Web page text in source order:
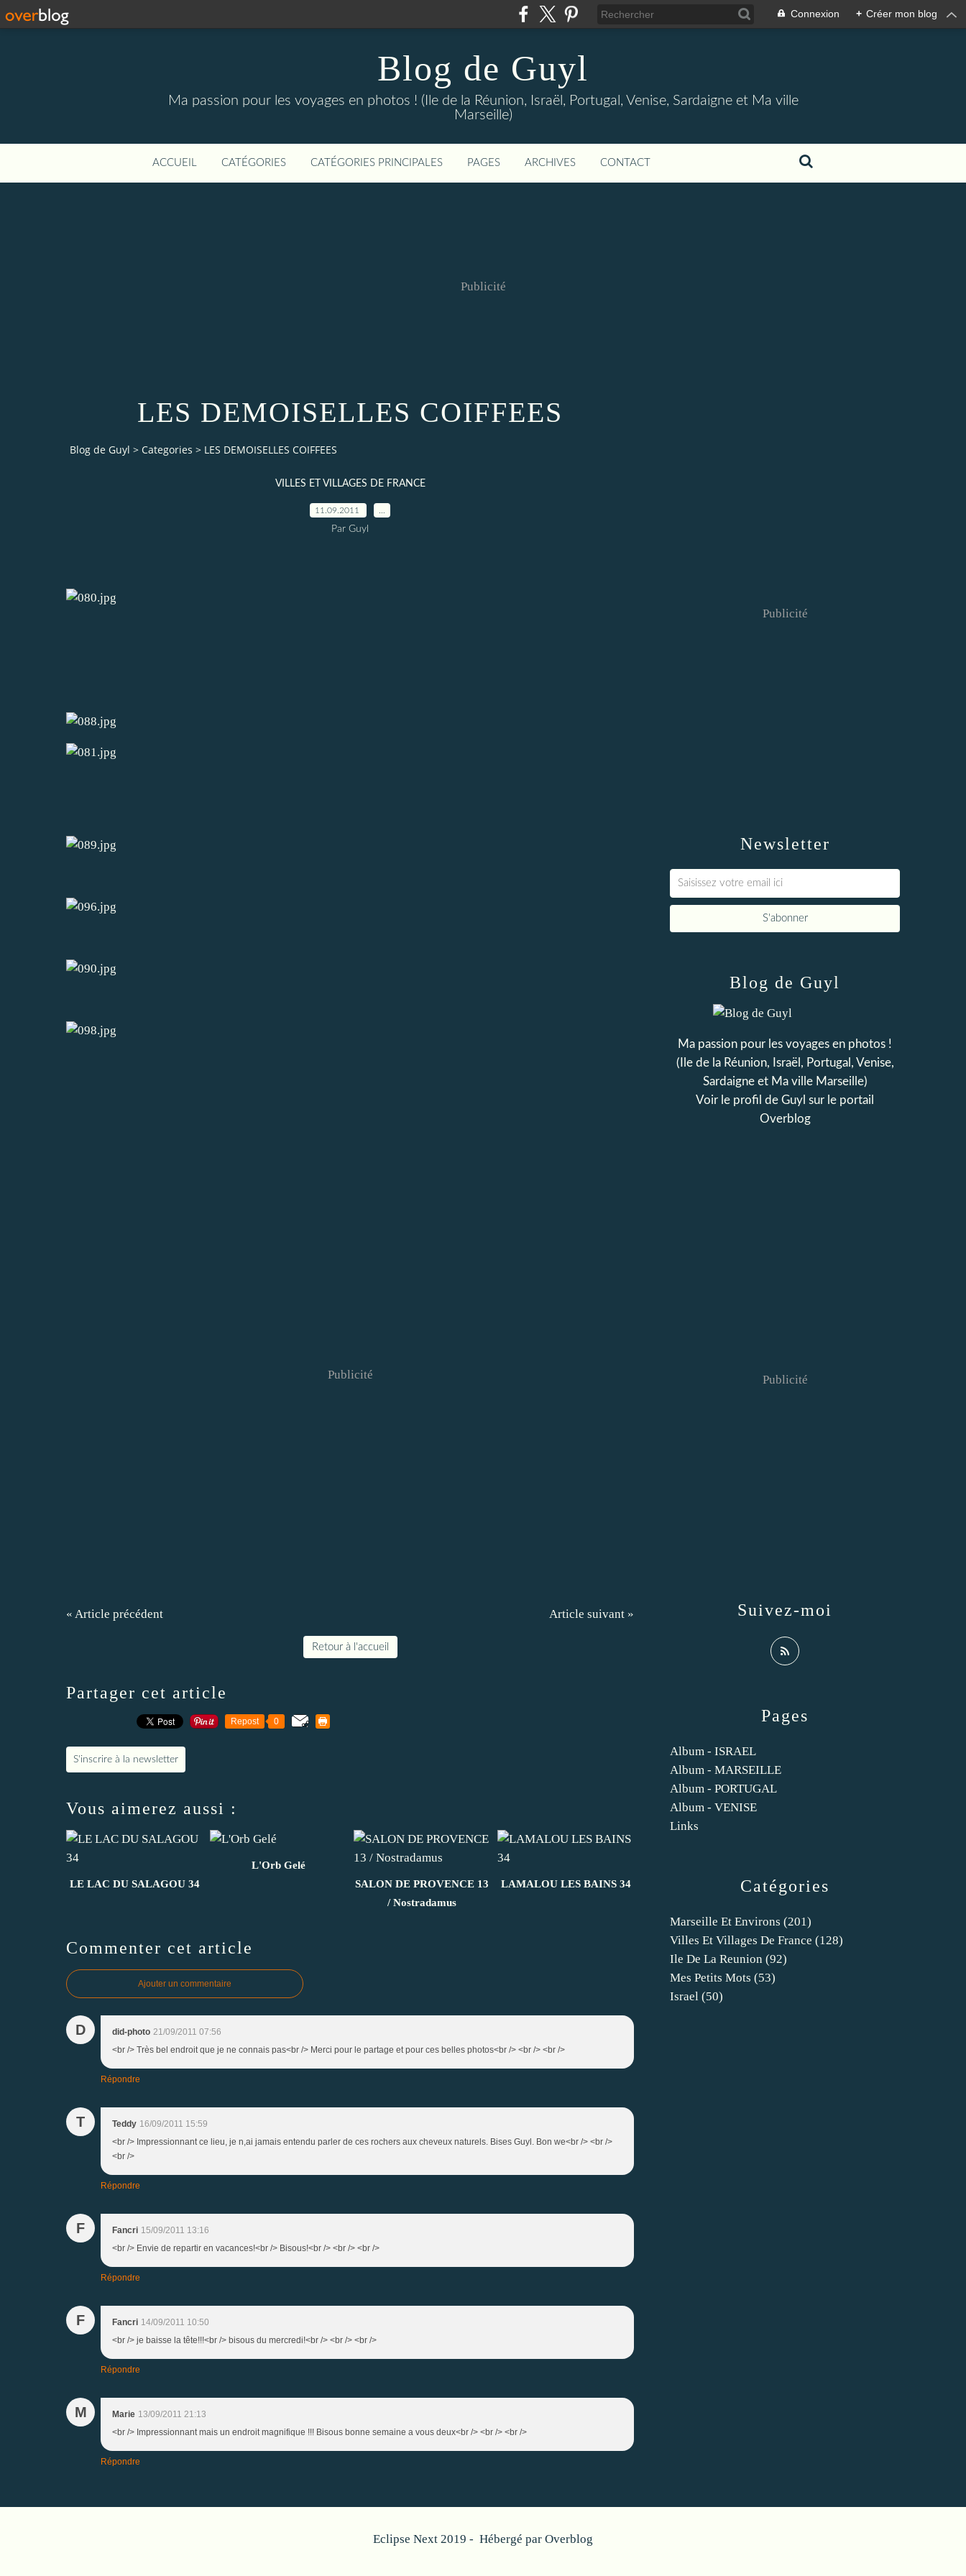
Connexion + Créer mon blog
Blog de Guyl
Ma passion pour les voyages en photos ! (Ile de la Réunion, Israël, Portugal, Venise, Sardaigne et Ma ville
Marseille)
ACCUEIL CATÉGORIES CATÉGORIES PRINCIPALES PAGES ARCHIVES CONTACT
Publicité
LES DEMOISELLES COIFFEES
Blog de Guyl > Categories > LES DEMOISELLES COIFFEES
VILLES ET VILLAGES DE FRANCE
11.09.2011
Par Guyl
Publicité
« Article précédent Article suivant »
Retour à l'accueil
Partager cet article
Repost 0
S'inscrire à la newsletter
Vous aimerez aussi :
LE LAC DU SALAGOU 34
L'Orb Gelé
SALON DE PROVENCE 13
/ Nostradamus
LAMALOU LES BAINS 34
Commenter cet article
Ajouter un commentaire
D did-photo 21/09/2011 07:56
<br /> Très bel endroit que je ne connais pas<br /> Merci pour le partage et pour ces belles photos<br /> <br /> <br />
Répondre
T Teddy 16/09/2011 15:59
<br /> Impressionnant ce lieu, je n,ai jamais entendu parler de ces rochers aux cheveux naturels. Bises Guyl. Bon we<br /> <br />
<br />
Répondre
F Fancri 15/09/2011 13:16
<br /> Envie de repartir en vacances!<br /> Bisous!<br /> <br /> <br />
Répondre
F Fancri 14/09/2011 10:50
<br /> je baisse la tête!!!<br /> bisous du mercredi!<br /> <br /> <br />
Répondre
M Marie 13/09/2011 21:13
<br /> Impressionnant mais un endroit magnifique !!! Bisous bonne semaine a vous deux<br /> <br /> <br />
Répondre
Newsletter
Publicité
Catégories
Marseille Et Environs (201)
Villes Et Villages De France (128)
Ile De La Reunion (92)
Mes Petits Mots (53)
Israel (50)
Pages
Album - ISRAEL
Album - MARSEILLE
Album - PORTUGAL
Album - VENISE
Links
Blog de Guyl
Ma passion pour les voyages en photos !
(Ile de la Réunion, Israël, Portugal, Venise,
Sardaigne et Ma ville Marseille)
Voir le profil de Guyl sur le portail
Overblog
Suivez-moi
Publicité
Eclipse Next 2019 - Hébergé par Overblog